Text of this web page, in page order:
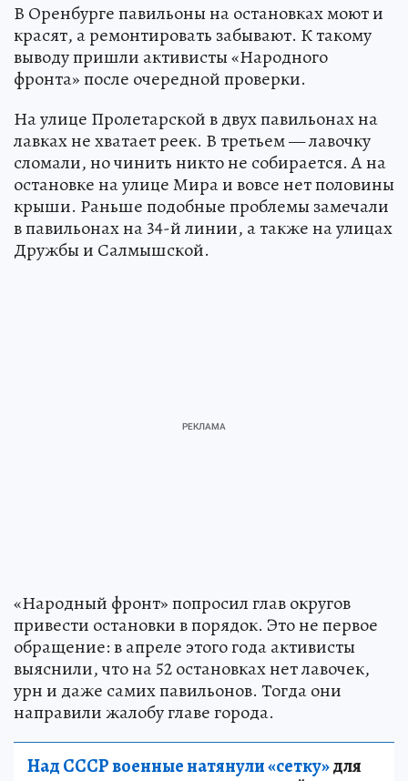
В Оренбурге павильоны на остановках моют и
красят, а ремонтировать забывают. К такому
выводу пришли активисты «Народного
фронта» после очередной проверки.
На улице Пролетарской в двух павильонах на
лавках не хватает реек. В третьем — лавочку
сломали, но чинить никто не собирается. А на
остановке на улице Мира и вовсе нет половины
крыши. Раньше подобные проблемы замечали
в павильонах на 34-й линии, а также на улицах
Дружбы и Салмышской.
«Народный фронт» попросил глав округов
привести остановки в порядок. Это не первое
обращение: в апреле этого года активисты
выяснили, что на 52 остановках нет лавочек,
урн и даже самих павильонов. Тогда они
направили жалобу главе города.
Над СССР военные натянули «сетку»для